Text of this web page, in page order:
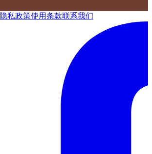
隐私政策使用条款联系我们